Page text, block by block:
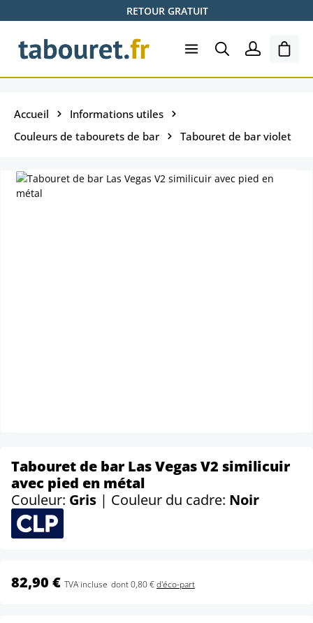
Passer au contenu principalRETOUR GRATUIT
Le
Accueil
Informations utiles
Couleurs de tabourets de bar
Tabouret de bar violet
Tabouret de bar Las Vegas V2 similicuir
avec pied en métal
Couleur: Gris | Couleur du cadre: Noir
82,90 € TVA incluse dont 0,80 €d'éco-part